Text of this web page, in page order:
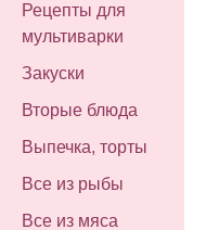
Рецепты для
мультиварки
Закуски
Вторые блюда
Выпечка, торты
Все из рыбы
Все из мяса